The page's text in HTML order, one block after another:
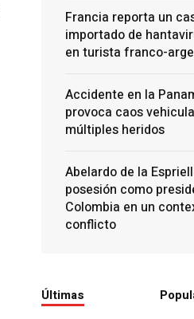
Francia reporta un
importado de
en turista franco-
Accidente en la
provoca caos
múltiples heridos
Abelardo de la
posesión como
Colombia en un
conflicto
Últimas